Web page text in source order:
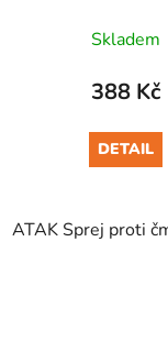
ml/R
Skladem
388 Kč
DETAIL
ATAK Sprej proti